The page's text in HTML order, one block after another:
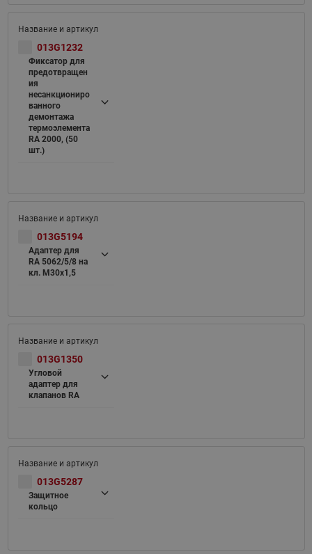
013G1232
Фиксатор для
предотвращен
ия
несанкциониро
ванного
демонтажа
термоэлемента
RA 2000, (50
шт.)
013G5194
Адаптер для
RA 5062/5/8 на
кл. M30x1,5
013G1350
Угловой
адаптер для
клапанов RA
013G5287
Защитное
кольцо